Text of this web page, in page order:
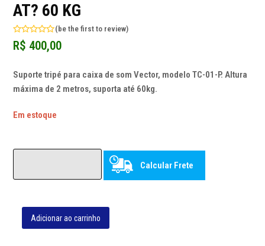
AT? 60 KG
Avaliação
0
( be the first to review)
R$ 400,00
Suporte tripé para caixa de som Vector, modelo TC-01-P. Altura
máxima de 2 metros, suporta até 60kg.
Em estoque
Calcular Frete
SUPORTE
Adicionar ao carrinho